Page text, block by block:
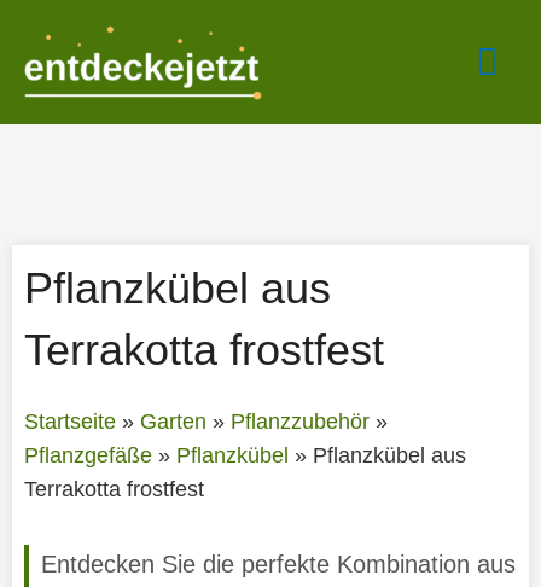
springen
Pflanzkübel aus
Terrakotta frostfest
Startseite» Garten » Pflanzzubehör»
Pflanzgefäße» Pflanzkübel » Pflanzkübel aus
Terrakotta frostfest
Entdecken Sie die perfekte Kombination aus